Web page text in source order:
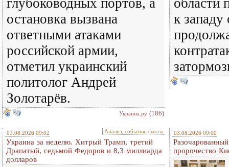
глубоководных портов, а
остановка вызвана
ответными атаками
российской армии,
отметил украинский
политолог Андрей
Золотарёв.
Украина.ру (186)
области
к
03.08.2026 09:02 Анализ, события, факты
Украина за неделю. Хитрый Трамп, третий
Драпатый, седьмой Федоров и 8,3 миллиарда
долларов
03.08.2026 09:00
пророчество